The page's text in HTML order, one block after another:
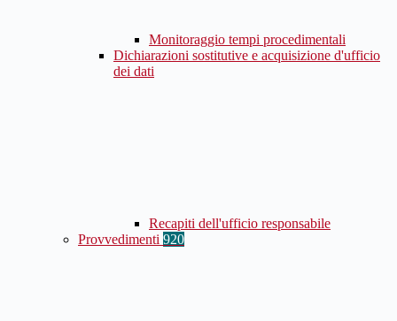
Monitoraggio tempi procedimentali
Dichiarazioni sostitutive e acquisizione d'ufficio
dei dati
Recapiti dell'ufficio responsabile
Provvedimenti 920